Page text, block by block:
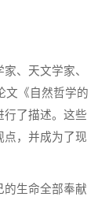
、天文学家、
文《自然哲学的
行了描述。这些
点，并成为了现
的生命全部奉献